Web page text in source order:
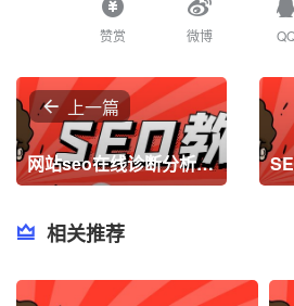
赞赏 微博
上一篇
网站seo在线诊断分析(seo成功案例分析)
相关推荐